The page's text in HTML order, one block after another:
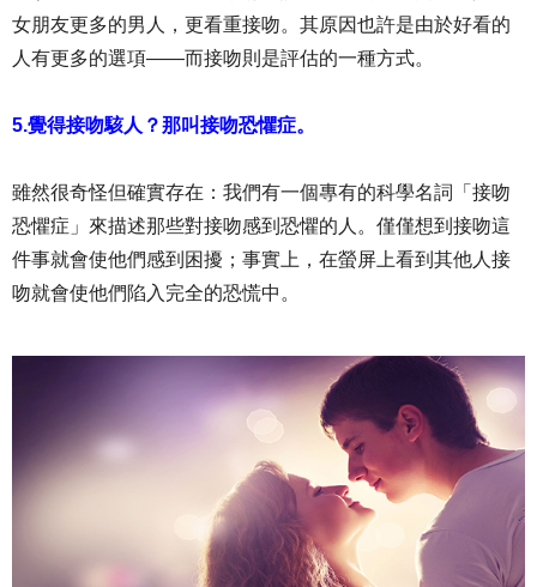
女朋友更多的男人，更看重接吻。其原因也許是由於好看的
人有更多的選項——而接吻則是評估的一種方式。
5.覺得接吻駭人？那叫接吻恐懼症。
雖然很奇怪但確實存在：我們有一個專有的科學名詞「接吻
恐懼症」來描述那些對接吻感到恐懼的人。僅僅想到接吻這
件事就會使他們感到困擾；事實上，在螢屏上看到其他人接
吻就會使他們陷入完全的恐慌中。